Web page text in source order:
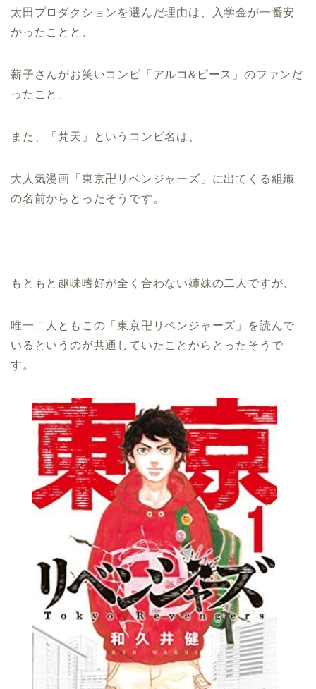
太田プロダクションを選んだ理由は、入学金が一番安
かったことと、
薪子さんがお笑いコンビ「アルコ&ピース」のファンだ
ったこと。
また、「梵天」というコンビ名は、
大人気漫画「東京卍リベンジャーズ」に出てくる組織
の名前からとったそうです。
もともと趣味嗜好が全く合わない姉妹の二人ですが、
唯一二人ともこの「東京卍リベンジャーズ」を読んで
いるというのが共通していたことからとったそうで
す。